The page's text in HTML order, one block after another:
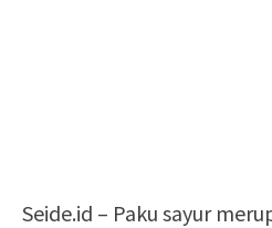
Seide.id – Paku sayur